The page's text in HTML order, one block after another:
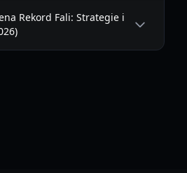
Rekord Fali: Strategie i